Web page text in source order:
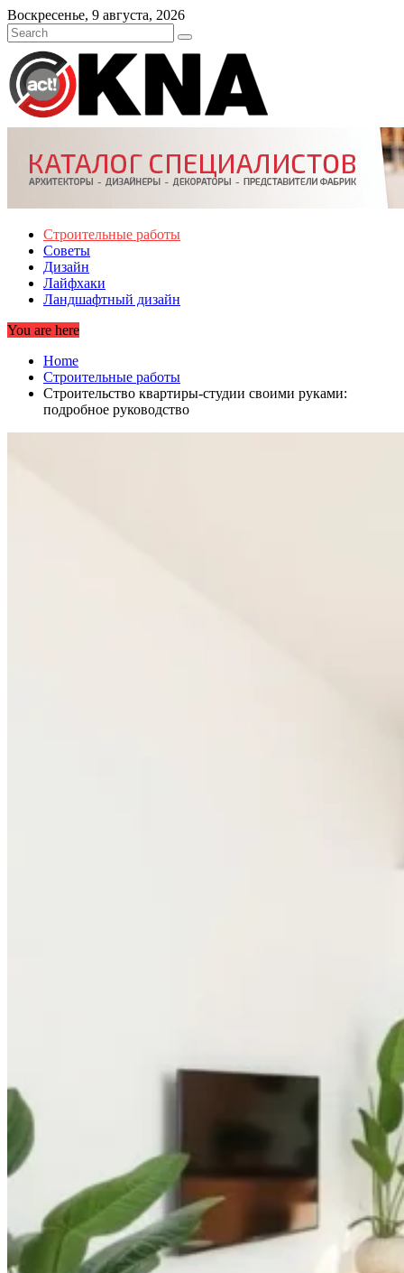
Skip
to
content
Воскресенье, 9 августа, 2026
Строительные работы
Советы
Дизайн
Лайфхаки
Ландшафтный дизайн
You are here
Home
Строительные работы
Строительство квартиры-студии своими руками:
подробное руководство